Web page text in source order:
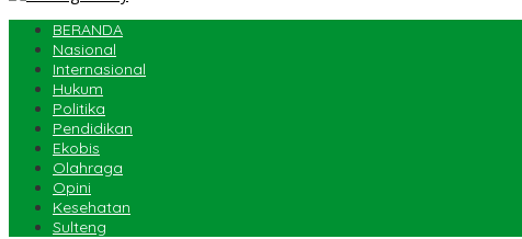
BERANDA
Nasional
Internasional
Hukum
Politika
Pendidikan
Ekobis
Olahraga
Opini
Kesehatan
Sulteng